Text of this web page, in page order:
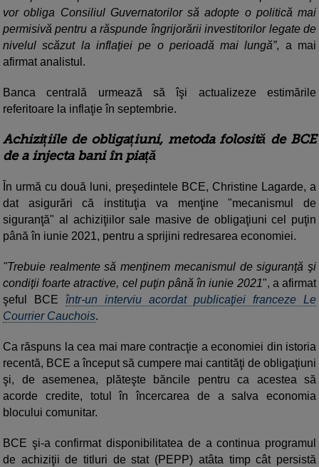
vor obliga Consiliul Guvernatorilor să adopte o politică mai
permisivă pentru a răspunde îngrijorării investitorilor legate de
nivelul scăzut la inflaţiei pe o perioadă mai lungă”, a mai
afirmat analistul.
Banca centrală urmează să îşi actualizeze estimările
referitoare la inflaţie în septembrie.
Achizițiile de obligațiuni, metoda folosită de BCE
de a injecta bani în piață
În urmă cu două luni, preşedintele BCE, Christine Lagarde, a
dat asigurări că instituţia va menţine "mecanismul de
siguranţă" al achiziţiilor sale masive de obligaţiuni cel puţin
până în iunie 2021, pentru a sprijini redresarea economiei.
"Trebuie realmente să menţinem mecanismul de siguranţă şi
condiţii foarte atractive, cel puţin până în iunie 2021", a afirmat
şeful BCE într-un interviu acordat publicaţiei franceze Le
Courrier Cauchois.
Ca răspuns la cea mai mare contracţie a economiei din istoria
recentă, BCE a început să cumpere mai cantităţi de obligaţiuni
şi, de asemenea, plăteşte băncile pentru ca acestea să
acorde credite, totul în încercarea de a salva economia
blocului comunitar.
BCE şi-a confirmat disponibilitatea de a continua programul
de achiziţii de titluri de stat (PEPP) atâta timp cât persistă